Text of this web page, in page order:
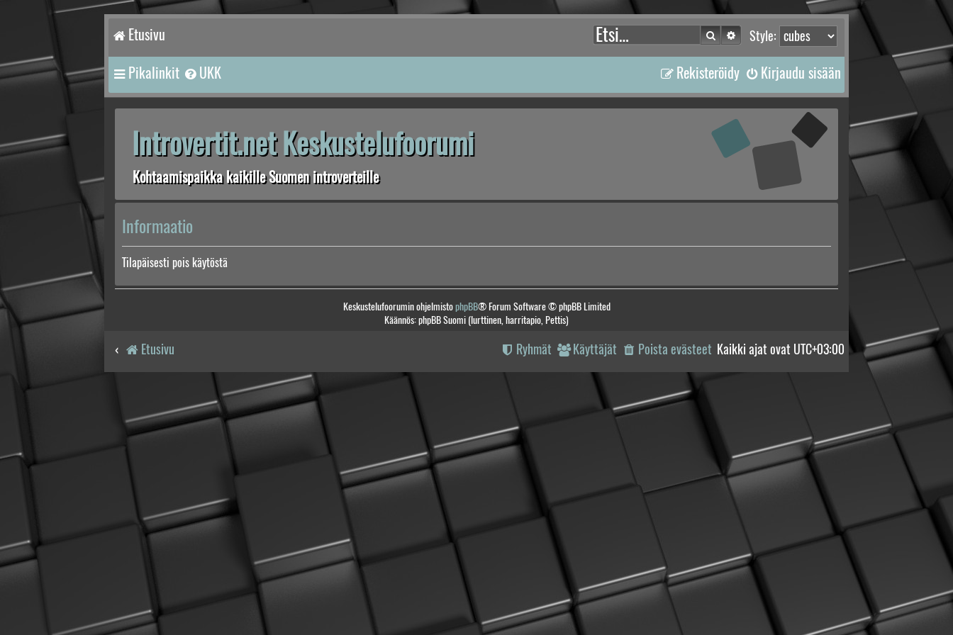
Etusivu Style:
Etsi Tarkennettu haku
Pikalinkit UKK Kirjaudu sisään
Rekisteröidy
Introvertit.net Keskustelufoorumi
Kohtaamispaikka kaikille Suomen introverteille
Informaatio
Tilapäisesti pois käytöstä
Keskustelufoorumin ohjelmistophpBB® Forum Software © phpBB Limited
Käännös: phpBB Suomi (lurttinen, harritapio, Pettis)
Etusivu Kaikki ajat ovat UTC+03:00
Poista evästeet
Käyttäjät
Ryhmät